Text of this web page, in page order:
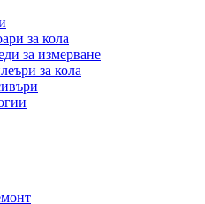
за кола
за измерване
за кола